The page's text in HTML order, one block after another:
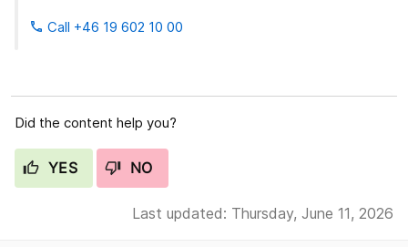
phone Call +46 19 602 10 00
Did the content help you?
YES NO
Last updated: Thursday, June 11, 2026